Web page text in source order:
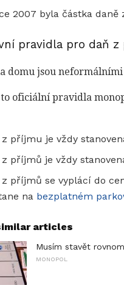
2007 byla částka daně
pravidla pro daň z
domu jsou
oficiální pravidla
z příjmu je vždy
z příjmů je vždy
z příjmů se vyplácí do
na bezplatném
articles
Musím stavět
MONOPOL